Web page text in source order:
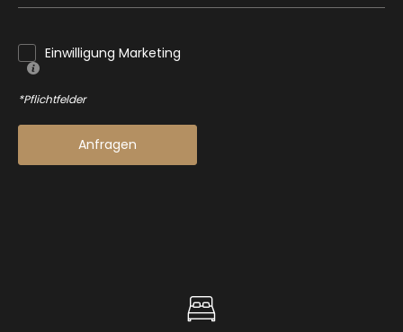
Einwilligung Marketing
*Pflichtfelder
Anfragen